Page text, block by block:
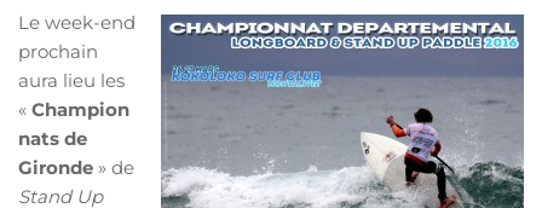
Le week-end
prochain
aura lieu les
« Champion
nats de
Gironde » de
Stand Up